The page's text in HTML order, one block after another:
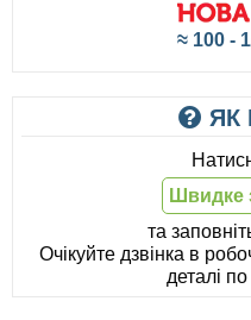
≈ 100 -
ЯК
Швидке
та
Очікуйте дзвінка в
деталі